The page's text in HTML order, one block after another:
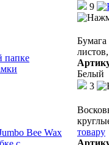
9
Бумага
Белый
3
товару